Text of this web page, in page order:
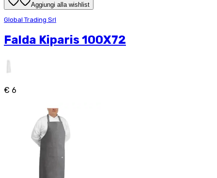
Aggiungi alla wishlist
Global Trading Srl
Falda Kiparis 100X72
€ 6